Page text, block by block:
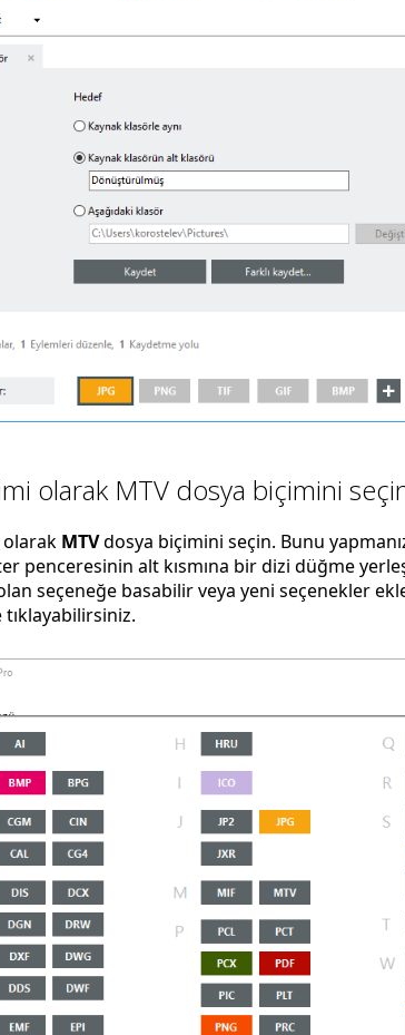
olarak MTV dosya biçimini
olarak MTVdosya biçimini seçin. Bunu
penceresinin alt kısmına bir dizi düğme
seçeneğe basabilir veya yeni seçenekler